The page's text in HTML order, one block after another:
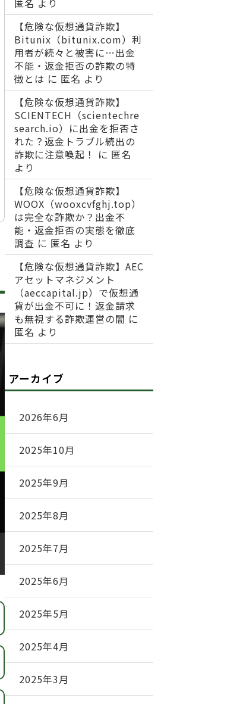
匿名 より
【危険な仮想通貨詐欺】
Bitunix（bitunix.com）利
用者が続々と被害に…出金
不能・返金拒否の詐欺の特
徴とは に 匿名 より
【危険な仮想通貨詐欺】
SCIENTECH（scientechre
search.io）に出金を拒否さ
れた？返金トラブル続出の
詐欺に注意喚起！
に 匿名
より
【危険な仮想通貨詐欺】
WOOX（wooxcvfghj.top）
は完全な詐欺か？出金不
能・返金拒否の実態を徹底
調査 に 匿名 より
【危険な仮想通貨詐欺】AEC
アセットマネジメント
（aeccapital.jp）で仮想通
貨が出金不可に！返金請求
も無視する詐欺運営の闇 に
匿名 より
アーカイブ
2026年6月
2025年10月
2025年9月
2025年8月
2025年7月
2025年6月
2025年5月
2025年4月
2025年3月